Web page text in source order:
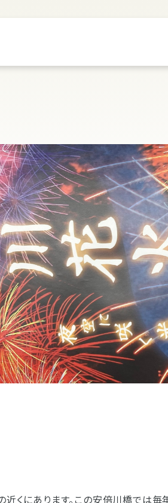
車可能
浜北区東美薗182
7876
店舗評価 詳細を見る
藤枝店 焼津本店
お仏壇を探す
処分・廃棄
お位牌を探す
処分・廃棄
仏具を探す
お客様の声
お墓をつくる
リフォーム
お客様の声
TOP
くにあります。この安倍川橋では